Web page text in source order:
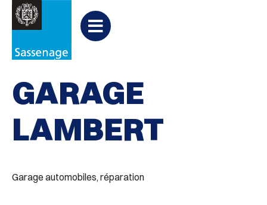
Aller à la recherche
PARTAGER 
Partager
sur
Garages - Réparation - Contrôle
GARAGE
LAMBERT
Garage automobiles, réparation